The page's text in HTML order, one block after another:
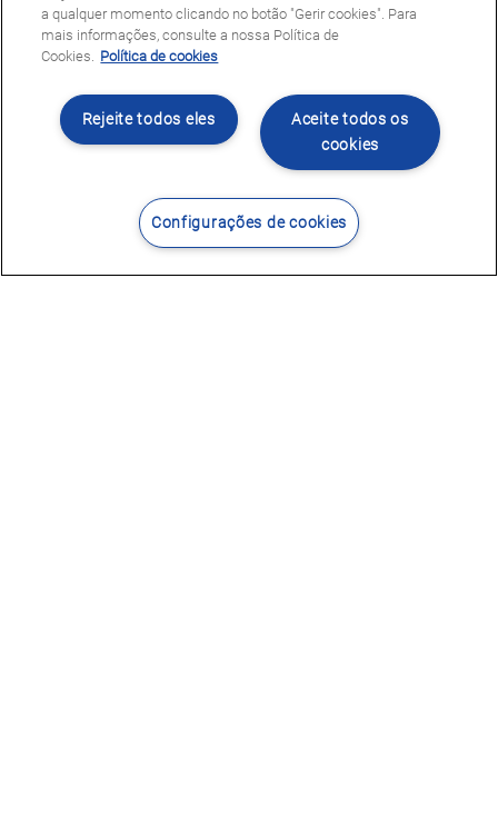
Contacte-nos Encontrar Centro
a qualquer momento clicando no botão "Gerir cookies". Para
mais informações, consulte a nossa Política de
Cookies. Política de cookies
Aceite todos os
cookies
Rejeite todos eles
Configurações de cookies